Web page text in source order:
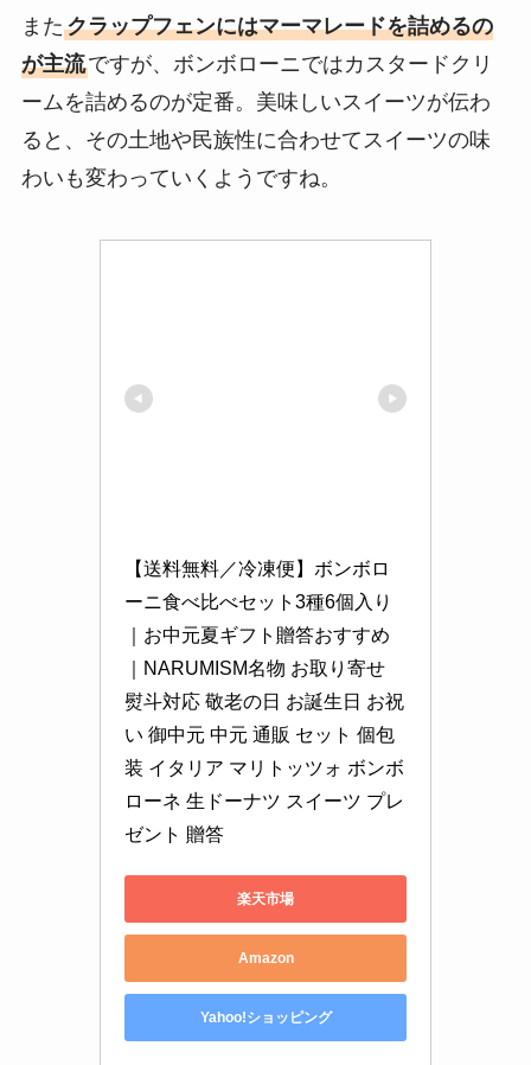
またクラップフェンにはマーマレードを詰めるの
が主流ですが、ボンボローニではカスタードクリ
ームを詰めるのが定番。美味しいスイーツが伝わ
ると、その土地や民族性に合わせてスイーツの味
わいも変わっていくようですね。
【送料無料／冷凍便】ボンボロ
ーニ食べ比べセット3種6個入り
｜お中元夏ギフト贈答おすすめ
｜NARUMISM名物 お取り寄せ
熨斗対応 敬老の日 お誕生日 お祝
い 御中元 中元 通販 セット 個包
装 イタリア マリトッツォ ボンボ
ローネ 生ドーナツ スイーツ プレ
ゼント 贈答
楽天市場
Amazon
Yahoo!ショッピング